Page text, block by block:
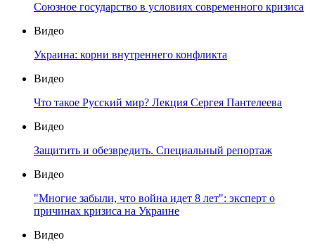
Союзное государство в условиях современного кризиса
Видео
Украина: корни внутреннего конфликта
Видео
Что такое Русский мир? Лекция Сергея Пантелеева
Видео
Защитить и обезвредить. Специальный репортаж
Видео
"Многие забыли, что война идет 8 лет": эксперт о
причинах кризиса на Украине
Видео